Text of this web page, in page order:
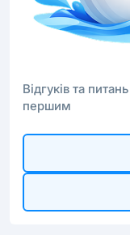
Відгуків та
першим